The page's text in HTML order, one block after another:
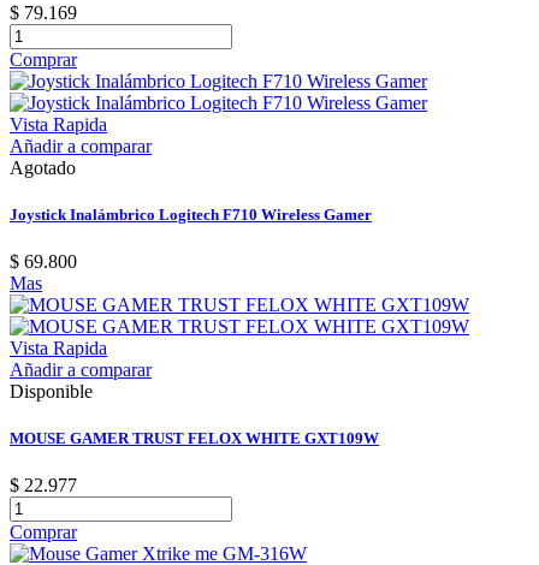
$ 79.169
Comprar
Vista Rapida
Añadir a comparar
Agotado
Joystick Inalámbrico Logitech F710 Wireless Gamer
$ 69.800
Mas
Vista Rapida
Añadir a comparar
Disponible
MOUSE GAMER TRUST FELOX WHITE GXT109W
$ 22.977
Comprar